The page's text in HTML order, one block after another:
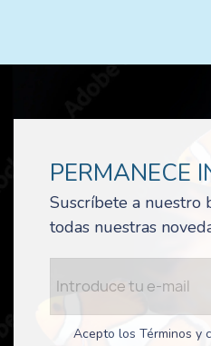
PERMANECE
Suscríbete a nuestro
todas nuestras
Acepto los Términos y